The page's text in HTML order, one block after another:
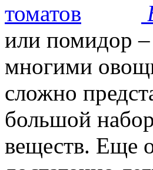
или помидор
многими
сложно
большой
веществ. Еще